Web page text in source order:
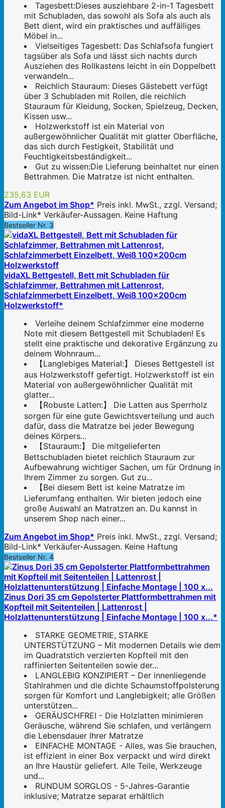
Tagesbett:Dieses ausziehbare 2-in-1 Tagesbett
mit Schubladen, das sowohl als Sofa als auch als
Bett dient, wird ein praktisches und auffälliges
Möbel in...
Vielseitiges Tagesbett: Das Schlafsofa fungiert
tagsüber als Sofa und lässt sich nachts durch
Ausziehen des Rollkastens leicht in ein Doppelbett
verwandeln...
Reichlich Stauraum: Dieses Gästebett verfügt
über 3 Schubladen mit Rollen, die reichlich
Stauraum für Kleidung, Socken, Spielzeug, Decken,
Kissen usw...
Holzwerkstoff ist ein Material von
außergewöhnlicher Qualität mit glatter Oberfläche,
das sich durch Festigkeit, Stabilität und
Feuchtigkeitsbeständigkeit...
Gut zu wissen:Die Lieferung beinhaltet nur einen
Bettrahmen. Die Matratze ist nicht enthalten.
235,63 EUR
Zum Angebot im Shop* Preis inkl. MwSt., zzgl. Versand;
Bild-Link* Verkäufer-Aussagen. Keine Haftung
Bestseller Nr. 3
vidaXL Bettgestell, Bett mit Schubladen für
Schlafzimmer, Bettrahmen mit Lattenrost,
Schlafzimmerbett Einzelbett, Weiß 100x200cm
Holzwerkstoff*
Verleihe deinem Schlafzimmer eine moderne
Note mit diesem Bettgestell mit Schubladen! Es
stellt eine praktische und dekorative Ergänzung zu
deinem Wohnraum...
【Langlebiges Material:】 Dieses Bettgestell ist
aus Holzwerkstoff gefertigt. Holzwerkstoff ist ein
Material von außergewöhnlicher Qualität mit
glatter...
【Robuste Latten:】 Die Latten aus Sperrholz
sorgen für eine gute Gewichtsverteilung und auch
dafür, dass die Matratze bei jeder Bewegung
deines Körpers...
【Stauraum:】 Die mitgelieferten
Bettschubladen bietet reichlich Stauraum zur
Aufbewahrung wichtiger Sachen, um für Ordnung in
Ihrem Zimmer zu sorgen. Gut zu...
【Bei diesem Bett ist keine Matratze im
Lieferumfang enthalten. Wir bieten jedoch eine
große Auswahl an Matratzen an. Du kannst in
unserem Shop nach einer...
Zum Angebot im Shop* Preis inkl. MwSt., zzgl. Versand;
Bild-Link* Verkäufer-Aussagen. Keine Haftung
Bestseller Nr. 4
Zinus Dori 35 cm Gepolsterter Plattformbettrahmen mit
Kopfteil mit Seitenteilen | Lattenrost |
Holzlattenunterstützung | Einfache Montage | 100 x...*
STARKE GEOMETRIE, STARKE
UNTERSTÜTZUNG – Mit modernen Details wie dem
im Quadratstich verzierten Kopfteil mit den
raffinierten Seitenteilen sowie der...
LANGLEBIG KONZIPIERT – Der innenliegende
Stahlrahmen und die dichte Schaumstoffpolsterung
sorgen für Komfort und Langlebigkeit; alle Größen
unterstützen...
GERÄUSCHFREI - Die Holzlatten minimieren
Geräusche, während Sie schlafen, und verlängern
die Lebensdauer Ihrer Matratze
EINFACHE MONTAGE - Alles, was Sie brauchen,
ist effizient in einer Box verpackt und wird direkt
an Ihre Haustür geliefert. Alle Teile, Werkzeuge
und...
RUNDUM SORGLOS - 5-Jahres-Garantie
inklusive; Matratze separat erhältlich